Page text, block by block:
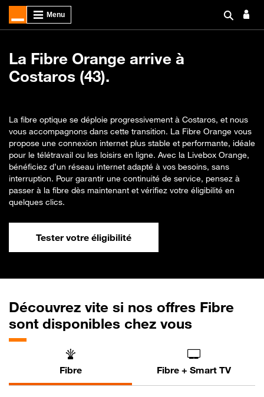
La Fibre Orange arrive à
Costaros (43).
La fibre optique se déploie progressivement à Costaros, et nous
vous accompagnons dans cette transition. La Fibre Orange vous
propose une connexion internet plus stable et performante, idéale
pour le télétravail ou les loisirs en ligne. Avec la Livebox Orange,
bénéficiez d’un réseau internet adapté à vos besoins, sans
interruption. Pour garantir une continuité de service, pensez à
passer à la fibre dès maintenant et vérifiez votre éligibilité en
quelques clics.
Tester votre éligibilité
Découvrez vite si nos offres Fibre
sont disponibles chez vous
Fibre Fibre + Smart TV